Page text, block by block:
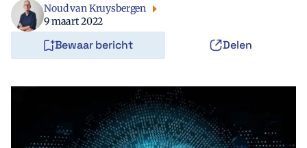
Noud van Kruysbergen
9 maart 2022
Bewaar bericht Delen